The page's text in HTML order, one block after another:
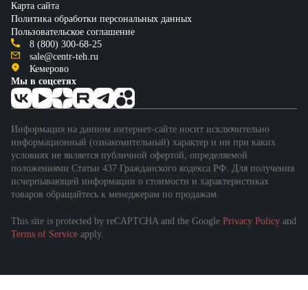
Карта сайта
Политика обработки персональных данных
Пользовательское соглашение
8 (800) 300-68-25
sale@centr-teh.ru
Кемерово
Мы в соцсетях
Информация на данном интернет-сайте носит исключительно
информационный (ознакомительный) характер и ни при каких
условиях не является публичной офертой, определяемой
положениями Статьи 437 Гражданского кодекса РФ. Для получения
исчерпывающей информации о стоимости и характеристиках
товаров обращайтесь к менеджерам по продажам.
This site is protected by reCAPTCHA and the Google Privacy Policy and
Terms of Service apply.